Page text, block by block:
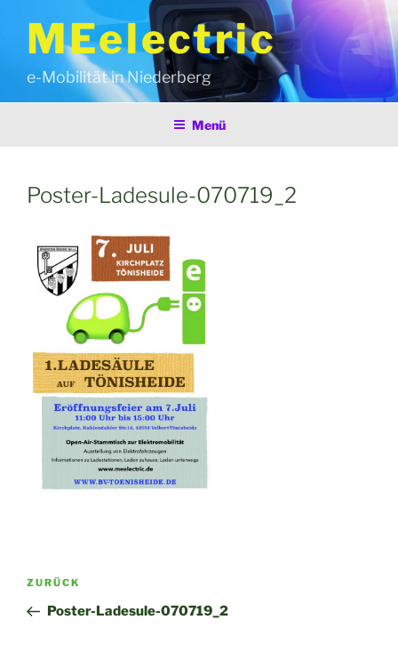
springenMEelectric
e-Mobilität in Niederberg
Menü
Poster-Ladesule-070719_2
Beitragsnavigation
Vorheriger
Beitrag
ZURÜCK
Poster-Ladesule-070719_2